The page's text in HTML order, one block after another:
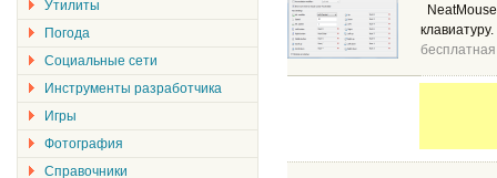
клавиатуру.
бесплатная
Утилиты
Погода
Социальные сети
Инструменты разработчика
Игры
Фотография
Справочники